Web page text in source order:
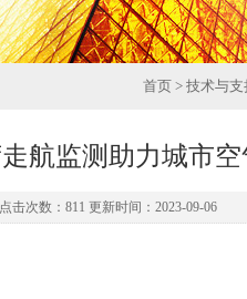
首页 > 技术与支
航监测助力城市
点击次数：811 更新时间：2023-09-06